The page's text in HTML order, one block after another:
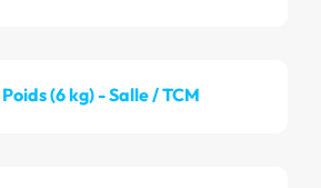
Poids (6 kg) - Salle / TCM